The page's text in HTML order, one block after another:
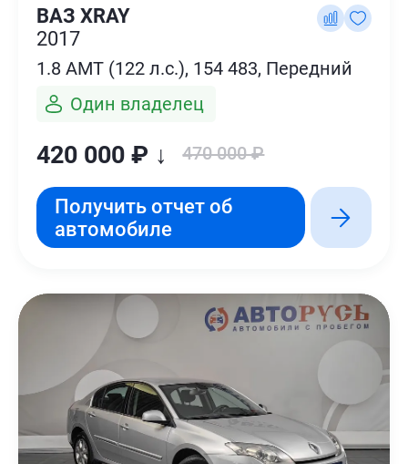
ВАЗ XRAY
2017
1.8 AMT (122 л.с.), 154 483, Передний
Один владелец
420 000 ₽ ↓ 470 000 ₽
Получить отчет об
автомобиле